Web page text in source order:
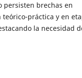
persisten brechas en
teórico-práctica y en
la necesidad